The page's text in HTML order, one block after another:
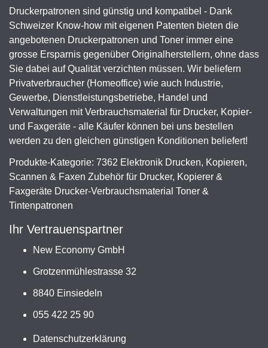
Druckerpatronen sind günstig und kompatibel - Dank
Schweizer Know-how mit eigenen Patenten bieten die
angebotenen Druckerpatronen und Toner immer eine
grosse Ersparnis gegenüber Originalherstellern, ohne dass
Sie dabei auf Qualität verzichten müssen. Wir beliefern
Privatverbraucher (Homeoffice) wie auch Industrie,
Gewerbe, Dienstleistungsbetriebe, Handel und
Verwaltungen mit Verbrauchsmaterial für Drucker, Kopier-
und Faxgeräte - alle Käufer können bei uns bestellen
werden zu den gleichen günstigen Konditionen beliefert!
Produkte-Kategorie: 7362 Elektronik Drucken, Kopieren,
Scannen & Faxen Zubehör für Drucker, Kopierer &
Faxgeräte Drucker-Verbrauchsmaterial Toner &
Tintenpatronen
Ihr Vertrauenspartner
New Economy GmbH
Grotzenmühlestrasse 32
8840 Einsiedeln
055 422 25 90
Datenschutzerklärung